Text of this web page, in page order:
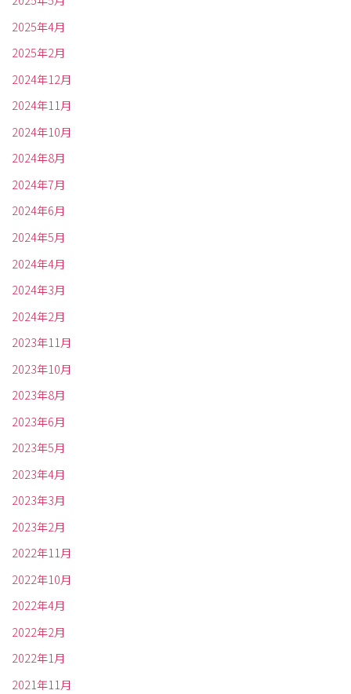
2025年4月
2025年2月
2024年12月
2024年11月
2024年10月
2024年8月
2024年7月
2024年6月
2024年5月
2024年4月
2024年3月
2024年2月
2023年11月
2023年10月
2023年8月
2023年6月
2023年5月
2023年4月
2023年3月
2023年2月
2022年11月
2022年10月
2022年4月
2022年2月
2022年1月
2021年11月